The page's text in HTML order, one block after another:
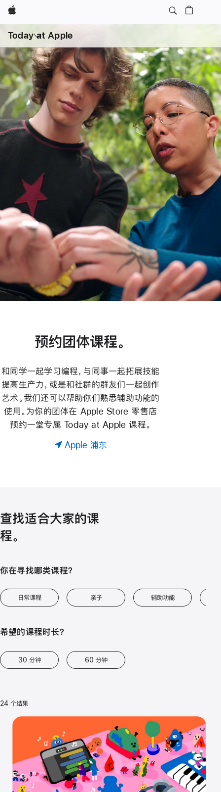
Apple
Today at Apple
单
预约团体课程。
和同学一起学习编程，与同事一起拓展技能
提高生产力，或是和社群的群友们一起创作
艺术。我们还可以帮助你们熟悉辅助功能的
使用。为你的团体在 Apple Store 零售店
预约一堂专属 Today at Apple 课程。
Apple 浦东
查找适合大家的课
程。
你在寻找哪类课程？
日常课程 亲子 辅助功能
希望的课程时长？
30 分钟 60 分钟
24 个结果